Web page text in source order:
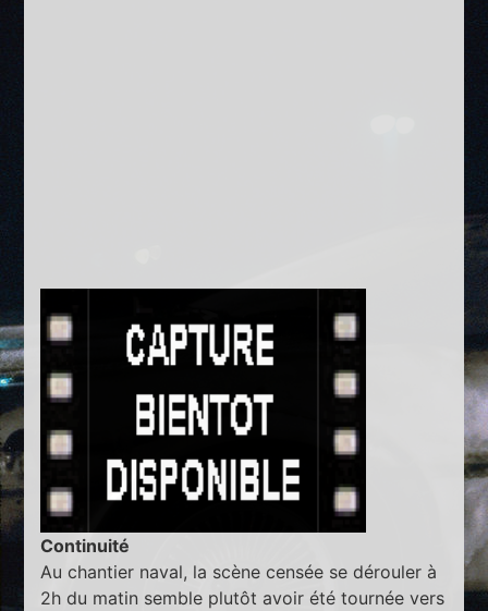
Continuité
Au chantier naval, la scène censée se dérouler à
2h du matin semble plutôt avoir été tournée vers